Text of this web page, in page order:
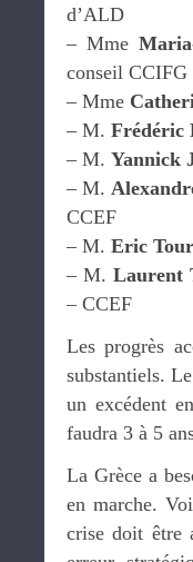
d’ALD
– Mme
conseil CCIFG
– Mme
– M. Frédéric
– M. Yannick
– M.
CCEF
– M. Eric
– M.Laurent
– CCEF
Les progrès
substantiels.
un excédent
faudra 3 à 5
La Grèce a
en marche.
crise doit être